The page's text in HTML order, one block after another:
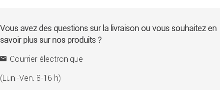
Vous avez des questions sur la livraison ou vous souhaitez en
savoir plus sur nos produits ?
Courrier électronique
(Lun.-Ven. 8-16 h)